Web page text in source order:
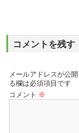
コメントを残す
メールアドレスが公
る欄は必須項目です
コメント ※